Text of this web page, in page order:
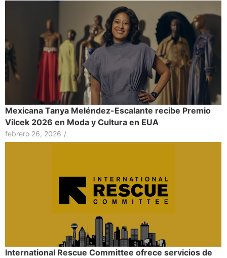
Mexicana Tanya Meléndez-Escalante recibe Premio
Vilcek 2026 en Moda y Cultura en EUA
febrero 26, 2026 /
International Rescue Committee ofrece servicios de